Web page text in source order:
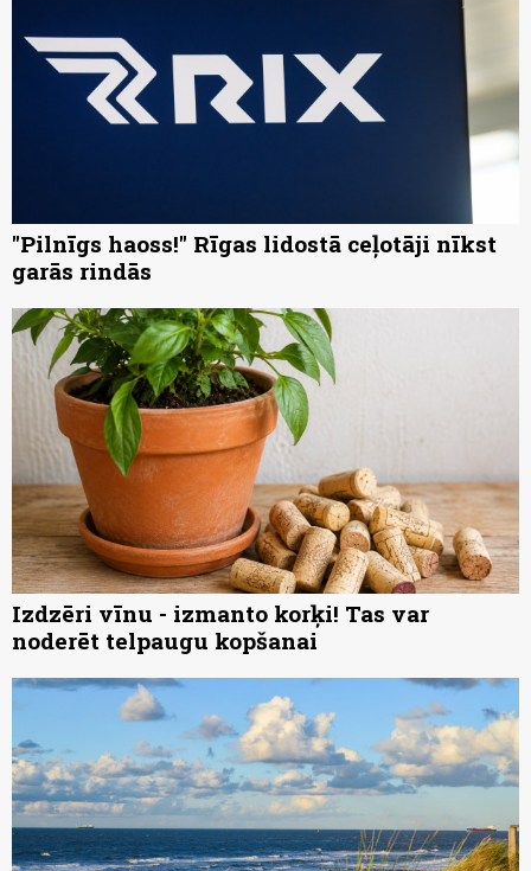
"Pilnīgs haoss!" Rīgas lidostā ceļotāji nīkst
garās rindās
Izdzēri vīnu - izmanto korķi! Tas var
noderēt telpaugu kopšanai